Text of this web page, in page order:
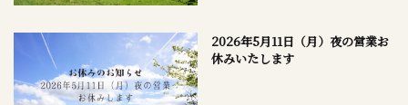
2026年5月11日（月）夜の営業お
休みいたします